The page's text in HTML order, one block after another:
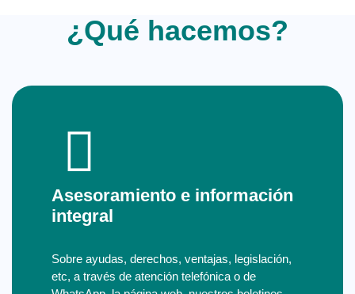
¿Qué hacemos?
Asesoramiento e información
integral
Sobre ayudas, derechos, ventajas, legislación,
etc, a través de atención telefónica o de